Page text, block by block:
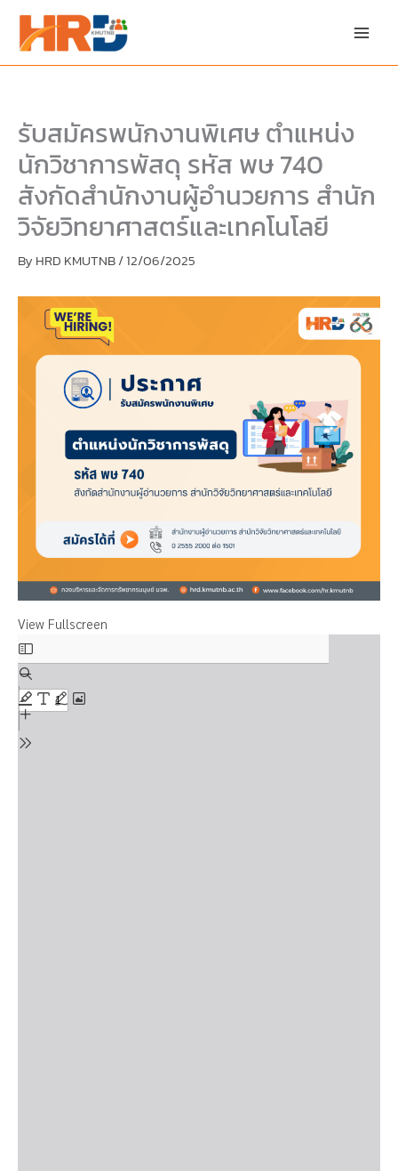
content
รับสมัครพนักงานพิเศษ ตำแหน่ง
นักวิชาการพัสดุ รหัส พษ 740
สังกัดสำนักงานผู้อำนวยการ สำนัก
วิจัยวิทยาศาสตร์และเทคโนโลยี
By HRD KMUTNB/12/06/2025
View Fullscreen
PDF